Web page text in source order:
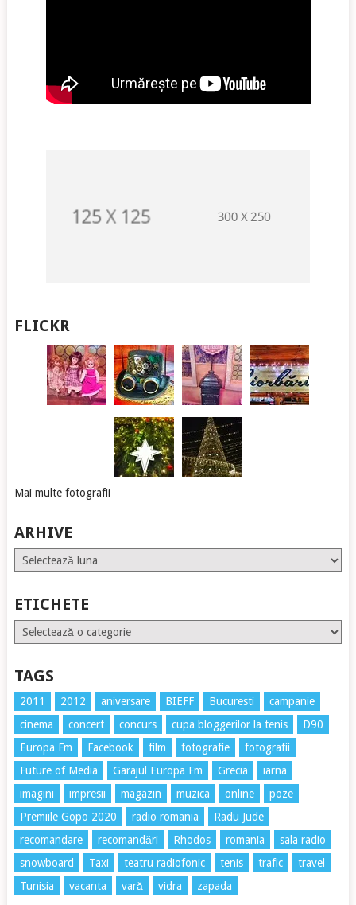
FLICKR
Mai multe fotografii
ARHIVE
Arhive
ETICHETE
Etichete
TAGS
2011 2012 aniversare BIEFF Bucuresti
campanie
cinema
concert concurs cupa bloggerilor la tenis
D90
Europa Fm
Facebook film fotografie
fotografii
Future of Media
Garajul Europa Fm Grecia
iarna
imagini
impresii magazin muzica online
poze
Premiile Gopo 2020
radio romania
Radu Jude
recomandare
recomandări Rhodos romania
sala radio
snowboard
Taxi teatru radiofonic tenis trafic
travel
Tunisia
vacanta vară vidra zapada